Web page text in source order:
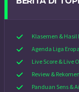
Klasemen &
Agenda Liga Eropa
Live Score & Live
Review &
Panduan Sens &